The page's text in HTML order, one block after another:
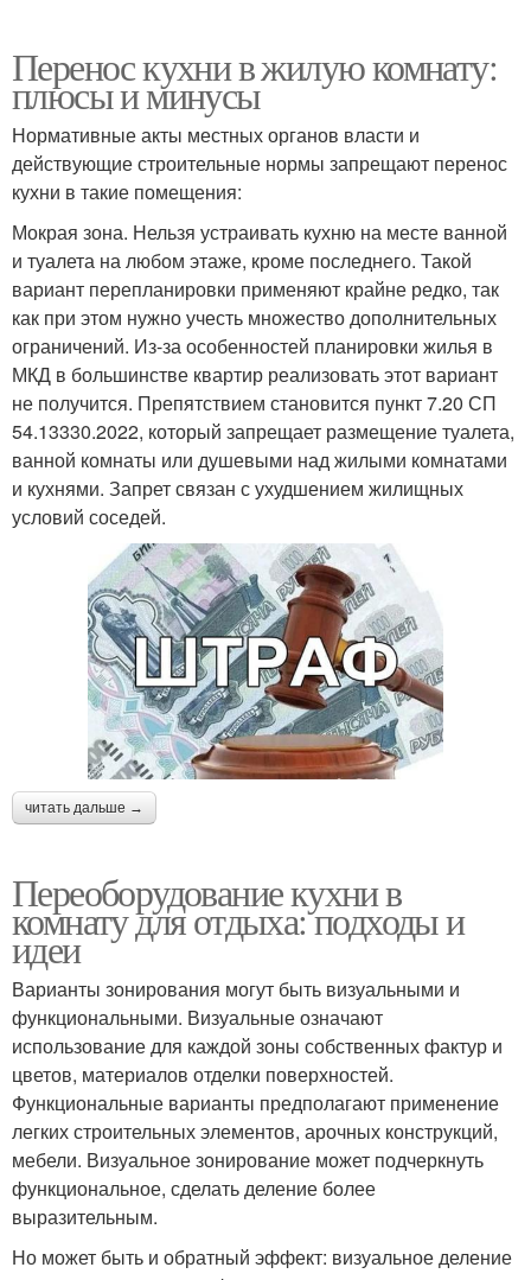
Перенос кухни в жилую комнату:
плюсы и минусы
Нормативные акты местных органов власти и
действующие строительные нормы запрещают перенос
кухни в такие помещения:
Мокрая зона. Нельзя устраивать кухню на месте ванной
и туалета на любом этаже, кроме последнего. Такой
вариант перепланировки применяют крайне редко, так
как при этом нужно учесть множество дополнительных
ограничений. Из-за особенностей планировки жилья в
МКД в большинстве квартир реализовать этот вариант
не получится. Препятствием становится пункт 7.20 СП
54.13330.2022, который запрещает размещение туалета,
ванной комнаты или душевыми над жилыми комнатами
и кухнями. Запрет связан с ухудшением жилищных
условий соседей.
читать дальше →
Переоборудование кухни в
комнату для отдыха: подходы и
идеи
Варианты зонирования могут быть визуальными и
функциональными. Визуальные означают
использование для каждой зоны собственных фактур и
цветов, материалов отделки поверхностей.
Функциональные варианты предполагают применение
легких строительных элементов, арочных конструкций,
мебели. Визуальное зонирование может подчеркнуть
функциональное, сделать деление более
выразительным.
Но может быть и обратный эффект: визуальное деление